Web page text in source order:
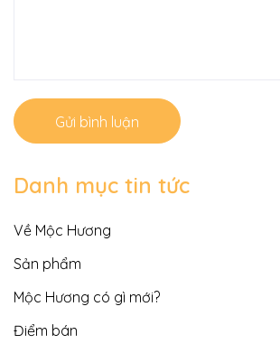
Gửi bình luận
Danh mục tin tức
Về Mộc Hương
Sản phẩm
Mộc Hương có gì mới?
Điểm bán